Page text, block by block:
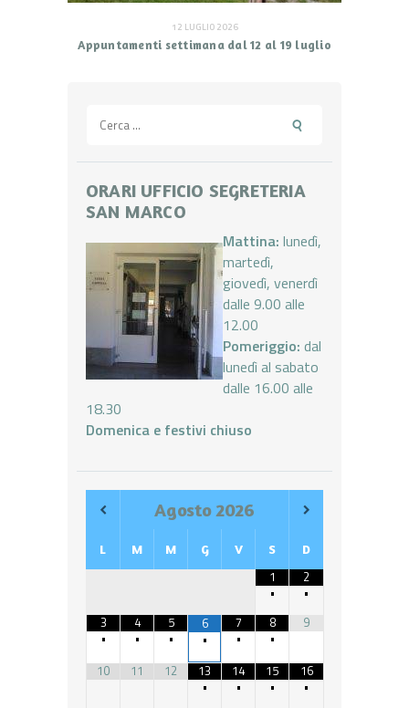
12 LUGLIO 2026
Appuntamenti settimana dal 12 al 19 luglio
per:
ORARI UFFICIO SEGRETERIA
SAN MARCO
Mattina: lunedì,
martedì,
giovedì, venerdì
dalle 9.00 alle
12.00
Pomeriggio: dal
lunedì al sabato
dalle 16.00 alle
18.30
Domenica e festivi chiuso
Agosto 2026
L M M G V S D
1
•
2
•
3
•
4
•
5
•
6
•
7
•
8
•
9
10 11 12
13
•
14
•
15
•
16
•